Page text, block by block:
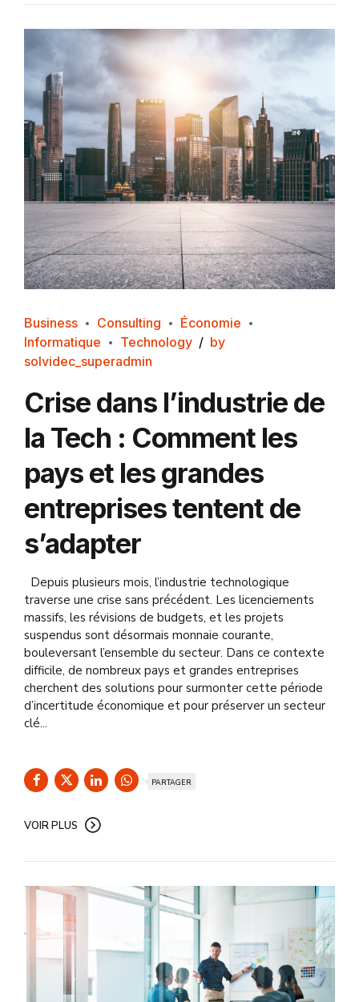
Business Consulting
Économie
Informatique
Technology
by
solvidec_superadmin
Crise dans l’industrie de
la Tech : Comment les
pays et les grandes
entreprises tentent de
s’adapter
Depuis plusieurs mois, l’industrie technologique
traverse une crise sans précédent. Les licenciements
massifs, les révisions de budgets, et les projets
suspendus sont désormais monnaie courante,
bouleversant l’ensemble du secteur. Dans ce contexte
difficile, de nombreux pays et grandes entreprises
cherchent des solutions pour surmonter cette période
d’incertitude économique et pour préserver un secteur
clé...
PARTAGER
VOIR PLUS